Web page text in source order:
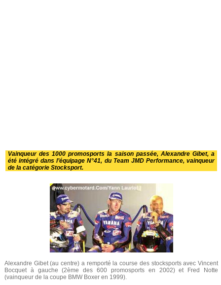
Vainqueur des 1000 promosports la saison passée, Alexandre Gibet, a
été intégré dans l’équipage N°41, du Team JMD Performance, vainqueur
de la catégorie Stocksport.
Alexandre Gibet (au centre) a remporté la course des stocksports avec Vincent
Bocquet à gauche (2ème des 600 promosports en 2002) et Fred Notte
(vainqueur de la coupe BMW Boxer en 1999).